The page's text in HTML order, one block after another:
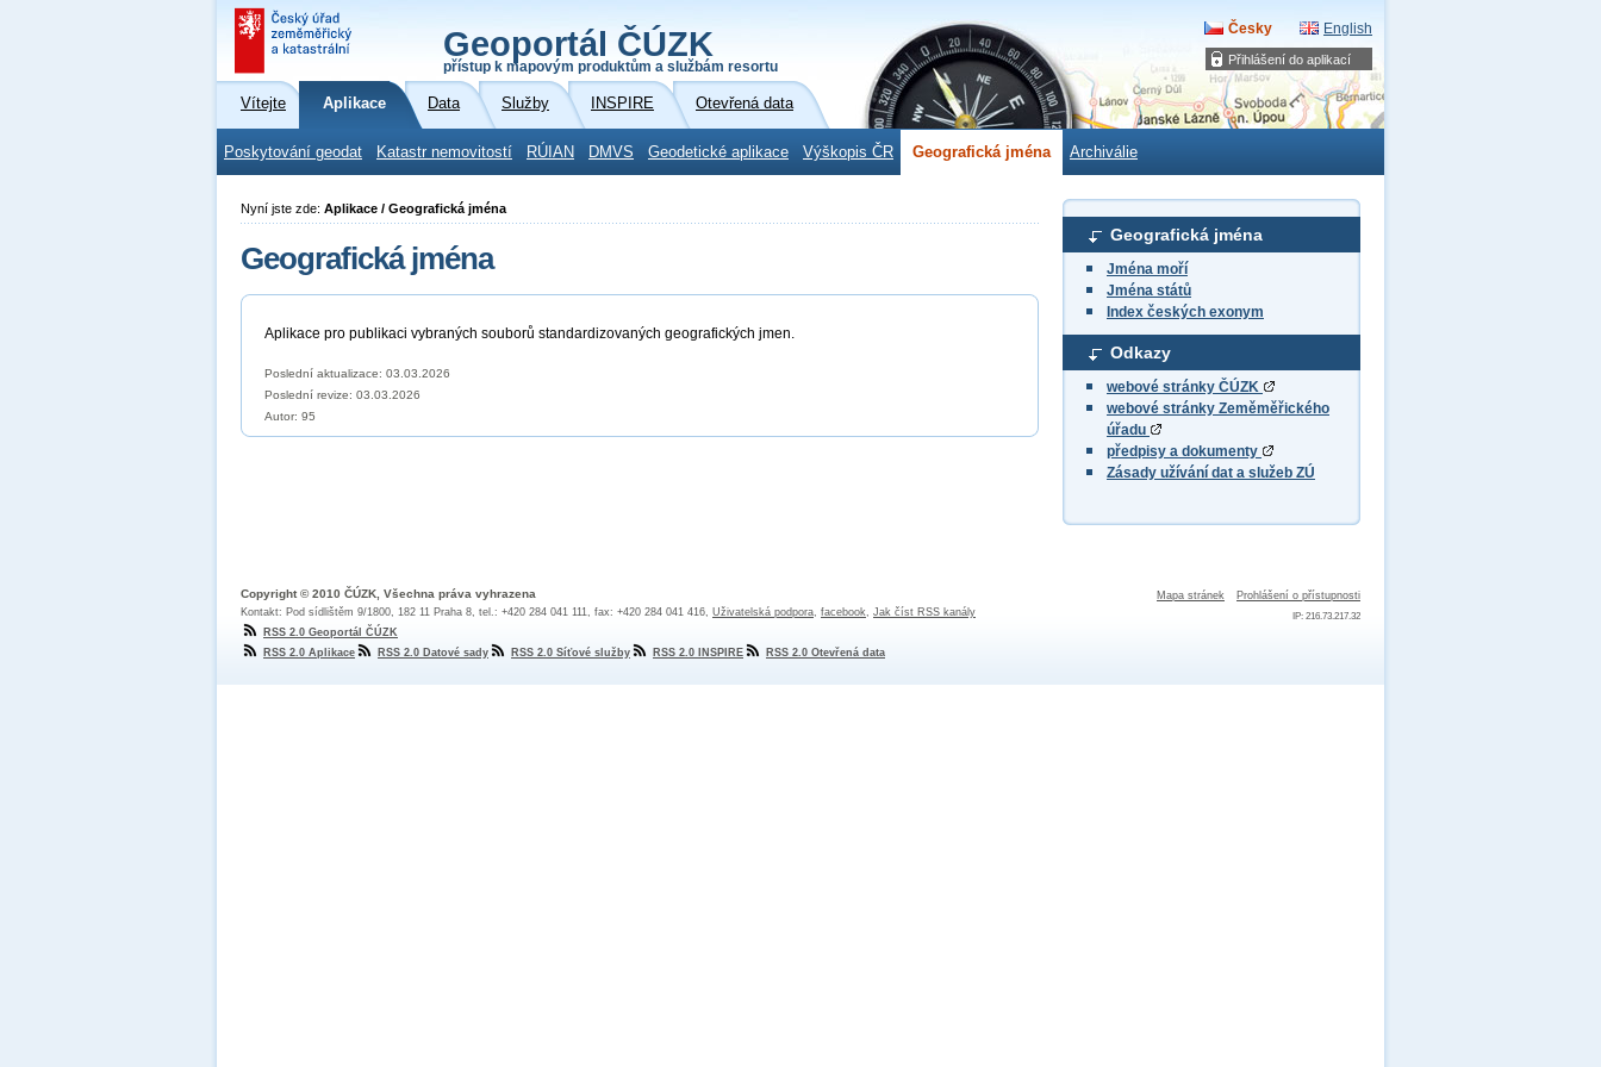
Přihlášení do aplikací
Geoportál ČÚZK
přístup k mapovým produktům a službám resortu
Česky English
Vítejte Aplikace Data Služby INSPIRE Otevřená data
Poskytování geodat Katastr nemovitostí RÚIAN DMVS Geodetické aplikace Výškopis ČR Geografická jména Archiválie
Geografická jména
Jména moří
Jména států
Index českých exonym
Odkazy
webové stránky ČÚZK
webové stránky Zeměměřického
úřadu
předpisy a dokumenty
Zásady užívání dat a služeb ZÚ
Nyní jste zde: Aplikace / Geografická jména
Geografická jména
Aplikace pro publikaci vybraných souborů standardizovaných geografických jmen.
Poslední aktualizace: 03.03.2026
Poslední revize: 03.03.2026
Autor: 95
Mapa stránek Prohlášení o přístupnosti
IP: 216.73.217.32
Copyright © 2010 ČÚZK, Všechna práva vyhrazena
Kontakt: Pod sídlištěm 9/1800, 182 11 Praha 8, tel.: +420 284 041 111, fax: +420 284 041 416, Uživatelská podpora, facebook, Jak číst RSS kanály
RSS 2.0 Geoportál ČÚZK
RSS 2.0 Aplikace
RSS 2.0 Datové sady RSS 2.0 Síťové služby RSS 2.0 INSPIRE RSS 2.0 Otevřená data